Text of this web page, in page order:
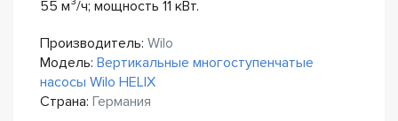
55 м³/ч; мощность 11 кВт.
Производитель: Wilo
Модель: Вертикальные многоступенчатые
насосы Wilo HELIX
Страна: Германия